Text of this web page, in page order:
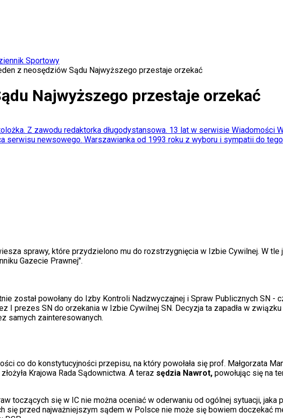
Sportowy
z neosędziów Sądu Najwyższego przestaje orzekać
Najwyższego przestaje orzekać
Z zawodu redaktorka długodystansowa. 13 lat w serwisie Wiadomości
serwisu newsowego. Warszawianka od 1993 roku z wyboru i sympatii do
sprawy, które przydzielono mu do rozstrzygnięcia w Izbie Cywilnej. W
Gazecie Prawnej".
został powołany do Izby Kontroli Nadzwyczajnej i Spraw Publicznych SN -
I prezes SN do orzekania w Izbie Cywilnej SN. Decyzja ta zapadła w
samych zainteresowanych.
co do konstytucyjności przepisu, na który powołała się prof. Małgorzata
Krajowa Rada Sądownictwa. A teraz sędzia Nawrot, powołując się na
toczących się w IC nie można oceniać w oderwaniu od ogólnej sytuacji, jaka
się przed najważniejszym sądem w Polsce nie może się bowiem doczekać